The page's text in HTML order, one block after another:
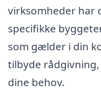
virksomheder har
specifikke
som gælder i din
tilbyde
dine behov.